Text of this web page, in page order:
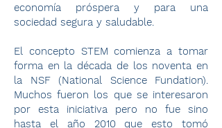
economía próspera y para una
sociedad segura y saludable.
El concepto STEM comienza a tomar
forma en la década de los noventa en
la NSF (National Science Fundation).
Muchos fueron los que se interesaron
por esta iniciativa pero no fue sino
hasta el año 2010 que esto tomó